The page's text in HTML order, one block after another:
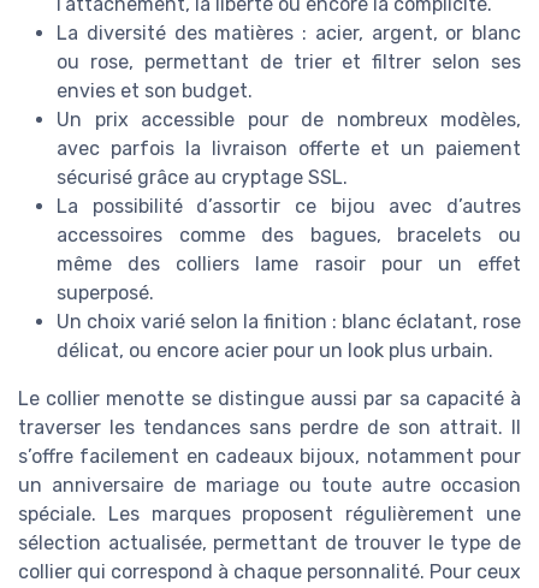
l’attachement, la liberté ou encore la complicité.
La diversité des matières : acier, argent, or blanc
ou rose, permettant de trier et filtrer selon ses
envies et son budget.
Un prix accessible pour de nombreux modèles,
avec parfois la livraison offerte et un paiement
sécurisé grâce au cryptage SSL.
La possibilité d’assortir ce bijou avec d’autres
accessoires comme des bagues, bracelets ou
même des colliers lame rasoir pour un effet
superposé.
Un choix varié selon la finition : blanc éclatant, rose
délicat, ou encore acier pour un look plus urbain.
Le collier menotte se distingue aussi par sa capacité à
traverser les tendances sans perdre de son attrait. Il
s’offre facilement en cadeaux bijoux, notamment pour
un anniversaire de mariage ou toute autre occasion
spéciale. Les marques proposent régulièrement une
sélection actualisée, permettant de trouver le type de
collier qui correspond à chaque personnalité. Pour ceux